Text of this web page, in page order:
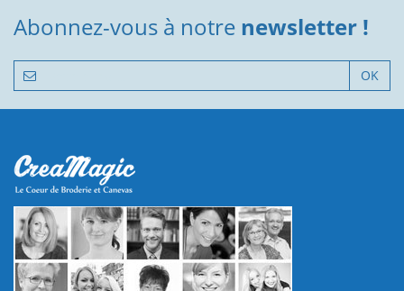
Abonnez-vous à notre newsletter !
OK